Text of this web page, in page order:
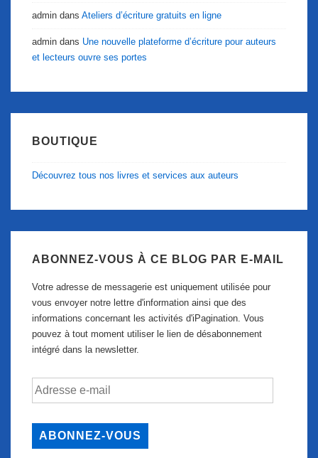
admin dans Ateliers d’écriture gratuits en ligne
admin dans Une nouvelle plateforme d’écriture pour auteurs
et lecteurs ouvre ses portes
BOUTIQUE
Découvrez tous nos livres et services aux auteurs
ABONNEZ-VOUS À CE BLOG PAR E-MAIL
Votre adresse de messagerie est uniquement utilisée pour
vous envoyer notre lettre d'information ainsi que des
informations concernant les activités d'iPagination. Vous
pouvez à tout moment utiliser le lien de désabonnement
intégré dans la newsletter.
Adresse
e-
ABONNEZ-VOUS